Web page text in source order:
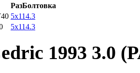
РазБолтовка
5x114.3
5x114.3
1993 3.0